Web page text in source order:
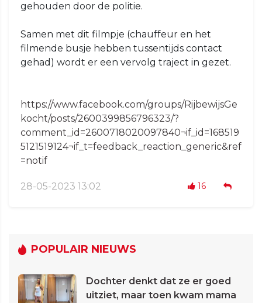
gehouden door de politie.
Samen met dit filmpje (chauffeur en het
filmende busje hebben tussentijds contact
gehad) wordt er een vervolg traject in gezet.
https://www.facebook.com/groups/RijbewijsGe
kocht/posts/2600399856796323/?
comment_id=2600718020097840¬if_id=168519
5121519124¬if_t=feedback_reaction_generic&ref
=notif
28-05-2023 13:02 16
POPULAIR NIEUWS
Dochter denkt dat ze er goed
uitziet, maar toen kwam mama